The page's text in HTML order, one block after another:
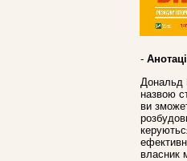
-
Дональд
назвою
ви
власник